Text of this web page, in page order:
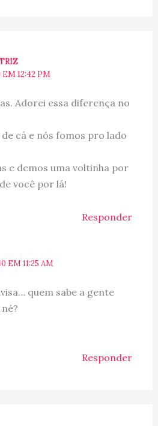
EM 12:42 PM
Adorei essa diferença no
cá e nós fomos pro lado
e demos uma voltinha por
você por lá!
Responder
EM 11:25 AM
quem sabe a gente
Responder